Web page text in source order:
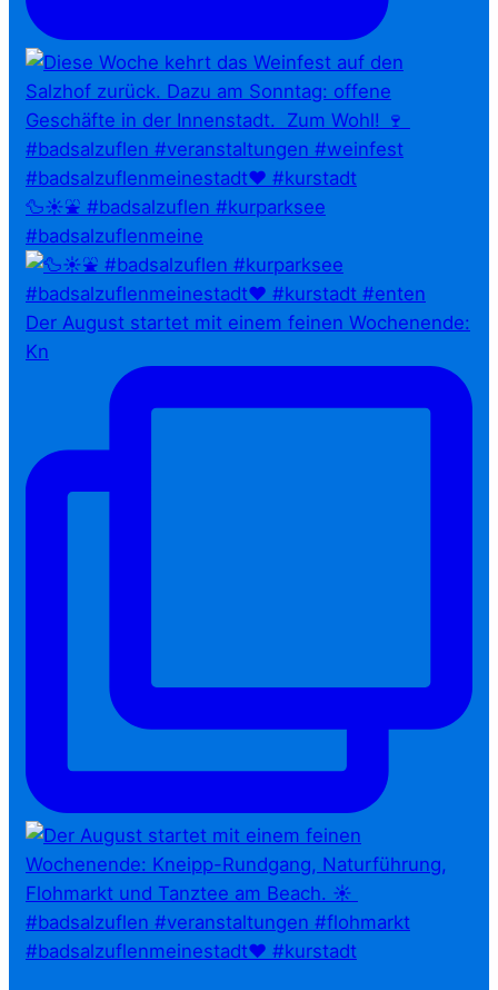
🦆☀️⛲ #badsalzuflen #kurparksee
#badsalzuflenmeine
Der August startet mit einem feinen Wochenende:
Kn